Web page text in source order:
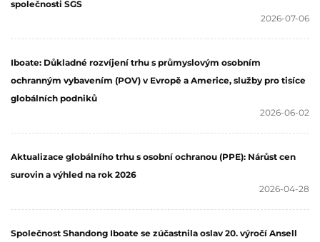
společnosti SGS
2026-07-06
Iboate: Důkladné rozvíjení trhu s průmyslovým osobním
ochranným vybavením (POV) v Evropě a Americe, služby pro tisíce
globálních podniků
2026-06-02
Aktualizace globálního trhu s osobní ochranou (PPE): Nárůst cen
surovin a výhled na rok 2026
2026-04-28
Společnost Shandong Iboate se zúčastnila oslav 20. výročí Ansell